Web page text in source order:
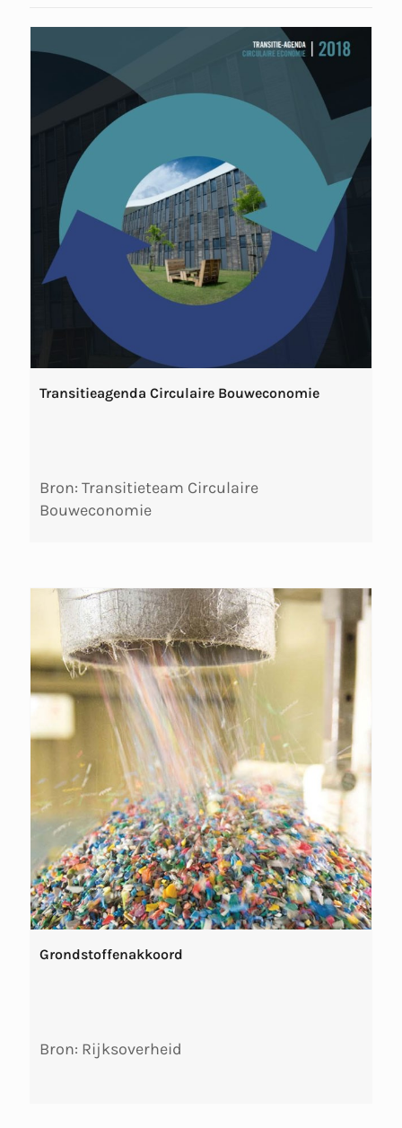
Transitieagenda Circulaire Bouweconomie
Bron: Transitieteam Circulaire
Bouweconomie
Grondstoffenakkoord
Bron: Rijksoverheid